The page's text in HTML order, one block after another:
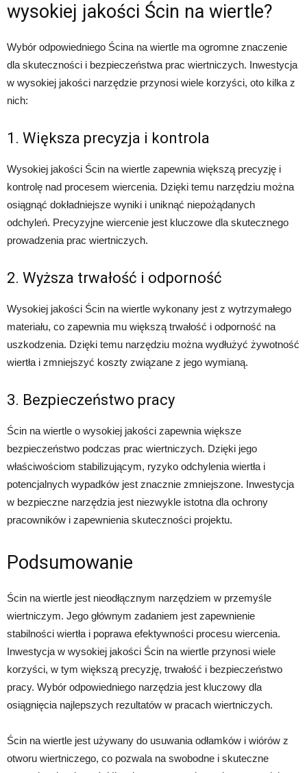
wysokiej jakości Ścin na wiertle?
Wybór odpowiedniego Ścina na wiertle ma ogromne znaczenie
dla skuteczności i bezpieczeństwa prac wiertniczych. Inwestycja
w wysokiej jakości narzędzie przynosi wiele korzyści, oto kilka z
nich:
1. Większa precyzja i kontrola
Wysokiej jakości Ścin na wiertle zapewnia większą precyzję i
kontrolę nad procesem wiercenia. Dzięki temu narzędziu można
osiągnąć dokładniejsze wyniki i uniknąć niepożądanych
odchyleń. Precyzyjne wiercenie jest kluczowe dla skutecznego
prowadzenia prac wiertniczych.
2. Wyższa trwałość i odporność
Wysokiej jakości Ścin na wiertle wykonany jest z wytrzymałego
materiału, co zapewnia mu większą trwałość i odporność na
uszkodzenia. Dzięki temu narzędziu można wydłużyć żywotność
wiertła i zmniejszyć koszty związane z jego wymianą.
3. Bezpieczeństwo pracy
Ścin na wiertle o wysokiej jakości zapewnia większe
bezpieczeństwo podczas prac wiertniczych. Dzięki jego
właściwościom stabilizującym, ryzyko odchylenia wiertła i
potencjalnych wypadków jest znacznie zmniejszone. Inwestycja
w bezpieczne narzędzia jest niezwykle istotna dla ochrony
pracowników i zapewnienia skuteczności projektu.
Podsumowanie
Ścin na wiertle jest nieodłącznym narzędziem w przemyśle
wiertniczym. Jego głównym zadaniem jest zapewnienie
stabilności wiertła i poprawa efektywności procesu wiercenia.
Inwestycja w wysokiej jakości Ścin na wiertle przynosi wiele
korzyści, w tym większą precyzję, trwałość i bezpieczeństwo
pracy. Wybór odpowiedniego narzędzia jest kluczowy dla
osiągnięcia najlepszych rezultatów w pracach wiertniczych.
Ścin na wiertle jest używany do usuwania odłamków i wiórów z
otworu wiertniczego, co pozwala na swobodne i skuteczne